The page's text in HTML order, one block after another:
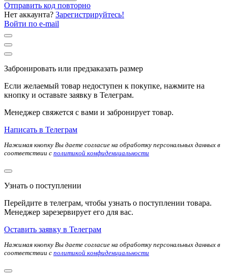
Отправить код повторно
Нет аккаунта? Зарегистрируйтесь!
Войти по e-mail
Забронировать или предзаказать размер
Если желаемый товар недоступен к покупке, нажмите на
кнопку и оставьте заявку в Телеграм.
Менеджер свяжется с вами и забронирует товар.
Написать в Телеграм
Нажимая кнопку Вы даете согласие на обработку персональных данных в
соответствии с политикой конфиденциальности
Узнать о поступлении
Перейдите в телеграм, чтобы узнать о поступлении товара.
Менеджер зарезервирует его для вас.
Оставить заявку в Телеграм
Нажимая кнопку Вы даете согласие на обработку персональных данных в
соответствии с политикой конфиденциальности